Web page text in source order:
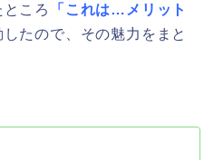
ころ
「これは…メリット
したので、その魅力をまと